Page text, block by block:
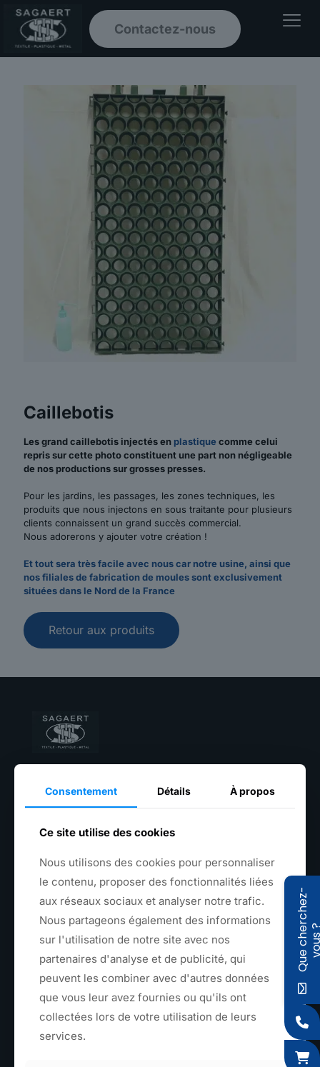
Contactez-nous
Caillebotis
Les grand caillebotis injectés en plastiquecomme celui
repris sur cette photo constituent une part non négligeable
de nos productions sur grosses presses.
Pour les jardins, les passages, les zones techniques, les
produits que nous injectons en sous traitante pour plusieurs
clients connaissent un grand succès commercial.
Nous adorerons y ajouter votre création !
Et tout sera très facile avec nous car notre usine, ainsi que
nos filiales de fabrication de moules sont exclusivement
situées dans le Nord de la France
Retour aux produits
Textile, plastique et métal fabriqués en France
+33(0) 3 20 39 07 06
contact@sagaert.com
6 Rue de l'Apothicaire, 59560 Comines
TEXTILE
Sangles et rubans
Consentement Détails À propos
Ce site utilise des cookies
Nous utilisons des cookies pour personnaliser
le contenu, proposer des fonctionnalités liées
aux réseaux sociaux et analyser notre trafic.
Nous partageons également des informations
sur l'utilisation de notre site avec nos
partenaires d'analyse et de publicité, qui
peuvent les combiner avec d'autres données
que vous leur avez fournies ou qu'ils ont
collectées lors de votre utilisation de leurs
services.
Q
u
e
c
h
e
r
c
h
e
z
-
v
o
u
s